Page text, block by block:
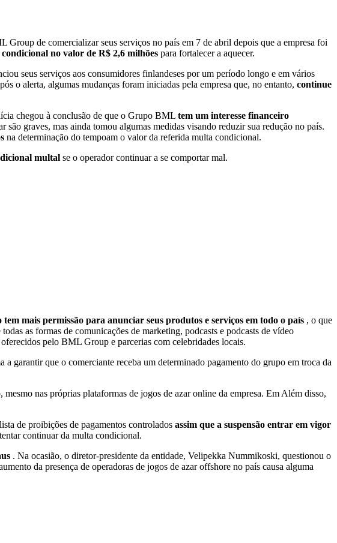
de comercializar seus serviços no país em 7 de abril depois que a empresa foi
no valor de R$ 2,6 milhões para fortalecer a aquecer.
seus serviços aos consumidores finlandeses por um período longo e em vários
o alerta, algumas mudanças foram iniciadas pela empresa que, no entanto, continue
chegou à conclusão de que o Grupo BML tem um interesse financeiro
graves, mas ainda tomou algumas medidas visando reduzir sua redução no país.
na determinação do tempoam o valor da referida multa condicional.
multal se o operador continuar a se comportar mal.
tem mais permissão para anunciar seus produtos e serviços em todo o país , o que
as formas de comunicações de marketing, podcasts e podcasts de vídeo
pelo BML Group e parcerias com celebridades locais.
garantir que o comerciante receba um determinado pagamento do grupo em troca da
nas próprias plataformas de jogos de azar online da empresa. Em Além disso,
de proibições de pagamentos controlados assim que a suspensão entrar em vigor
continuar da multa condicional.
. Na ocasião, o diretor-presidente da entidade, Velipekka Nummikoski, questionou o
da presença de operadoras de jogos de azar offshore no país causa alguma